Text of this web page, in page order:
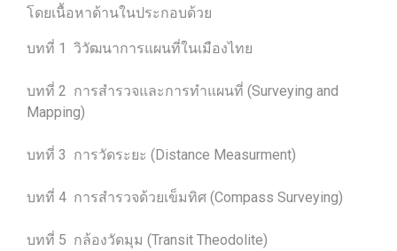
โดยเนื้อหาด้านในประกอบด้วย
บทที่ 1 วิวัฒนาการแผนที่ในเมืองไทย
บทที่ 2 การสำรวจและการทำแผนที่ (Surveying and
Mapping)
บทที่ 3 การวัดระยะ (Distance Measurment)
บทที่ 4 การสำรวจด้วยเข็มทิศ (Compass Surveying)
บทที่ 5 กล้องวัดมุม (Transit Theodolite)